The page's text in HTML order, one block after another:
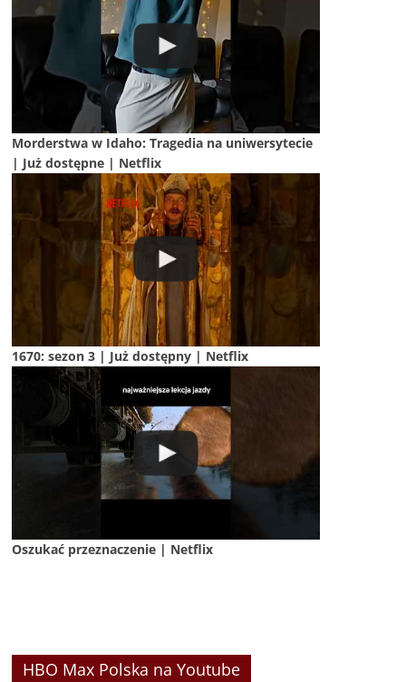
Morderstwa w Idaho: Tragedia na uniwersytecie
| Już dostępne | Netflix
1670: sezon 3 | Już dostępny | Netflix
Oszukać przeznaczenie | Netflix
HBO Max Polska na Youtube